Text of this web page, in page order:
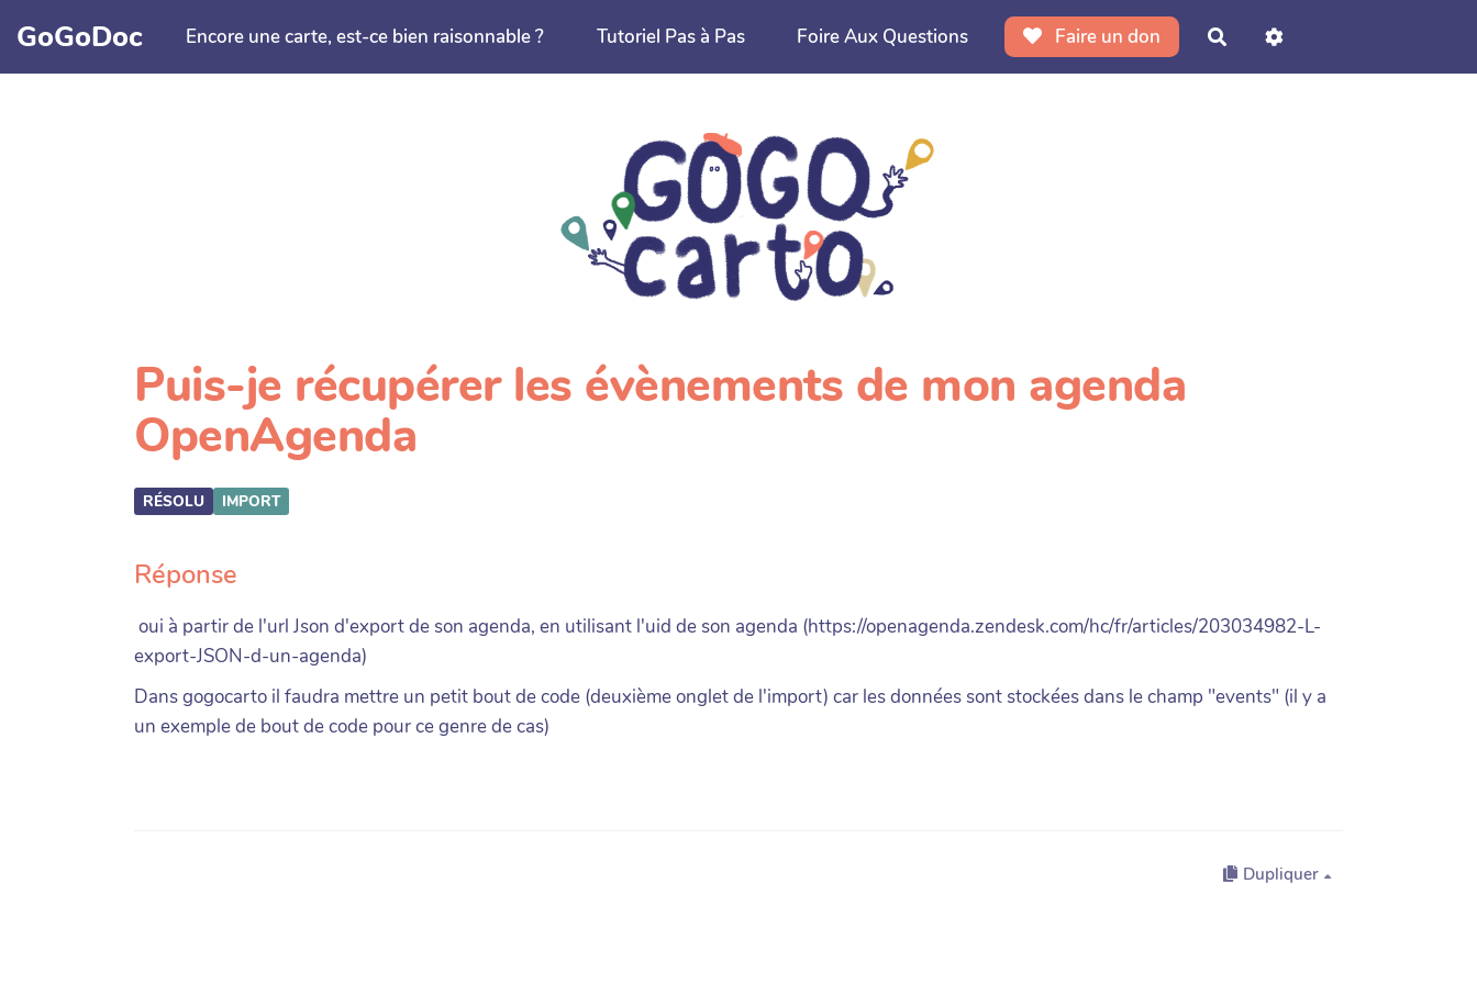
Aller au contenu principal
GoGoDoc Encore une carte, est-ce bien raisonnable ? Tutoriel Pas à Pas Foire Aux Questions Faire un don Rechercher
Puis-je récupérer les évènements de mon agenda
OpenAgenda
RÉSOLU IMPORT
Réponse
oui à partir de l'url Json d'export de son agenda, en utilisant l'uid de son agenda (https://openagenda.zendesk.com/hc/fr/articles/203034982-L-
export-JSON-d-un-agenda)
Dans gogocarto il faudra mettre un petit bout de code (deuxième onglet de l'import) car les données sont stockées dans le champ "events" (il y a
un exemple de bout de code pour ce genre de cas)
Dupliquer